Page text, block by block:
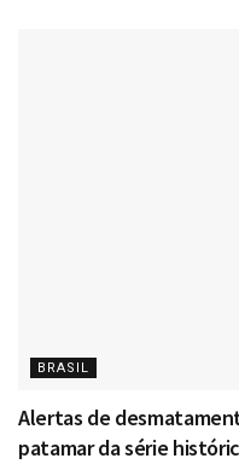
BRASIL
Alertas de
patamar da série